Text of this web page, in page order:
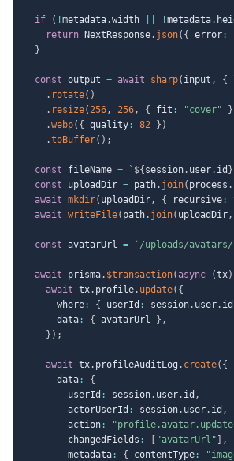
if ( !metadata.width !metadata.
return NextResponse. json( { error :
}
const output = await sharp( input , {
. rotate( )
. resize( 256, 256, { fit : "cover" }
.webp( { quality : 82 } )
.toBuffer( ) ;
const fileName = ` ${ session. user. id }
const uploadDir = path. join( process .
await mkdir( uploadDir, { recursive :
await writeFile( path. join( uploadDir,
const avatarUrl = ` /uploads/avatars/
await prisma. $transaction( async (tx)
await tx. profile. update( {
      where
: { userId : session. user. id
      data
: { avatarUrl } ,
} ) ;
await tx. profileAuditLog . create( {
      data
:
{
        userId
: session. user. id ,
        actorUserId
: session. user. id ,
        action
:
        changedFields
: "avatarUrl"
,
        metadata
: { contentType :